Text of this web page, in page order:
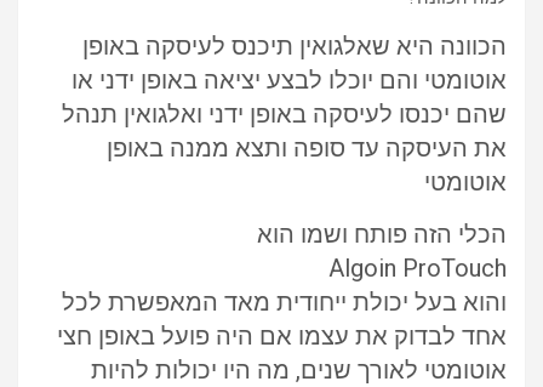
הכוונה היא שאלגואין תיכנס לעיסקה באופן
אוטומטי והם יוכלו לבצע יציאה באופן ידני או
שהם יכנסו לעיסקה באופן ידני ואלגואין תנהל
את העיסקה עד סופה ותצא ממנה באופן
אוטומטי
הכלי הזה פותח ושמו הוא
Algoin ProTouch
והוא בעל יכולת ייחודית מאד המאפשרת לכל
אחד לבדוק את עצמו אם היה פועל באופן חצי
אוטומטי לאורך שנים, מה היו יכולות להיות